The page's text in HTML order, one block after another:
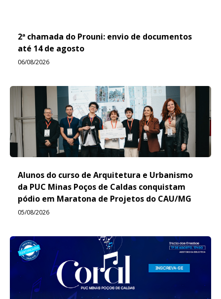
2ª chamada do Prouni: envio de documentos
até 14 de agosto
06/08/2026
Alunos do curso de Arquitetura e Urbanismo
da PUC Minas Poços de Caldas conquistam
pódio em Maratona de Projetos do CAU/MG
05/08/2026